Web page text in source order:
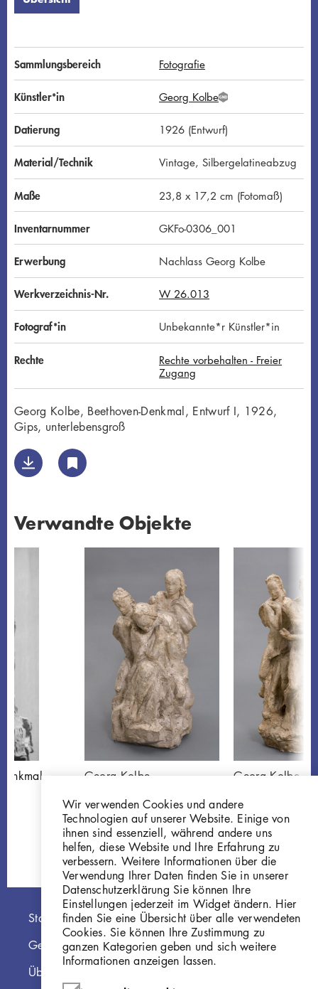
Sammlungsbereich Fotografie
Künstler*in Georg KolbeG
N
D
Datierung 1926 (Entwurf)
Material/Technik Vintage, Silbergelatineabzug
Maße 23,8 x 17,2 cm (Fotomaß)
Inventarnummer GKFo-0306_001
Erwerbung Nachlass Georg Kolbe
Werkverzeichnis-Nr. W 26.013
Fotograf*in Unbekannte*r Künstler*in
Rechte
Rechte vorbehalten - Freier
Zugang
Georg Kolbe, Beethoven-Denkmal, Entwurf I, 1926,
Gips, unterlebensgroß
Verwandte Objekte
Georg Kolbe
Entwurf II
Gi381
Georg Kolbe
Entwurf IV/I
Gi382
Hauptnavigation
Startseite
Georg Kolbe Museum
Über die Online Sammlung
Wir verwenden Cookies und andere
Technologien auf unserer Website. Einige von
ihnen sind essenziell, während andere uns
helfen, diese Website und Ihre Erfahrung zu
verbessern. Weitere Informationen über die
Verwendung Ihrer Daten finden Sie in unserer
Datenschutzerklärung Sie können Ihre
Einstellungen jederzeit im Widget ändern. Hier
finden Sie eine Übersicht über alle verwendeten
Cookies. Sie können Ihre Zustimmung zu
ganzen Kategorien geben und sich weitere
Informationen anzeigen lassen.